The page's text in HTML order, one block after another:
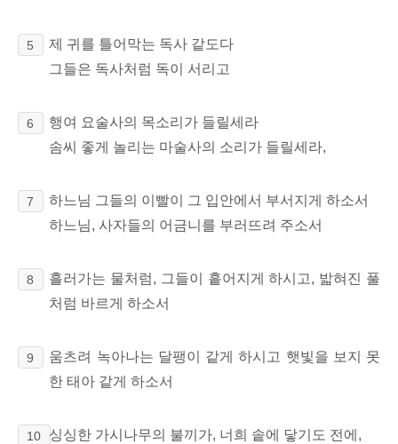
5
제 귀를 틀어막는 독사 같도다
그들은 독사처럼 독이 서리고
6
행여 요술사의 목소리가 들릴세라
솜씨 좋게 놀리는 마술사의 소리가 들릴세라,
7
하느님 그들의 이빨이 그 입안에서 부서지게 하소서
하느님, 사자들의 어금니를 부러뜨려 주소서
8
흘러가는 물처럼, 그들이 흩어지게 하시고, 밟혀진 풀
처럼 바르게 하소서
9
움츠려 녹아나는 달팽이 같게 하시고 햇빛을 보지 못
한 태아 같게 하소서
10
싱싱한 가시나무의 불끼가, 너희 솥에 닿기도 전에,